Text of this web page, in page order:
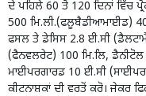
ਦੇ ਪਹਿਲੇ 60 ਤੋਂ 120 ਦਿਨਾਂ ਵਿੱਚ
500 ਮਿ.ਲੀ.(ਫਲੂਬੈਡੀਆਮਾਈਡ)
ਫਸਲ ਤੇ ਡੇਸਿਸ 2.8 ਈ.ਸੀ
(ਫੈਨਵਲਰੇਟ) 100 ਮਿ.ਲਿ, ਡੈਨੀਟੋਲ
ਮਾਈਪਰਗਾਰਡ 10 ਈ.ਸੀ
ਕੀਟਨਾਸ਼ਕਾਂ ਦੀ ਵਰਤੋਂ ਕਰੋ। ਜੇਕਰ